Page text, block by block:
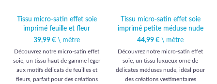
Tissu micro-satin effet soie
imprimé feuille et fleur
39,99 € \ mètre
Découvrez notre micro-satin effet
soie, un tissu haut de gamme léger
aux motifs délicats de feuilles et
fleurs, parfait pour des créations
Tissu micro-satin effet soie
imprimé petite méduse nude
44,99 € \ mètre
Découvrez notre micro-satin effet
soie, un tissu luxueux orné de
délicates méduses nude, idéal pour
des créations vestimentaires